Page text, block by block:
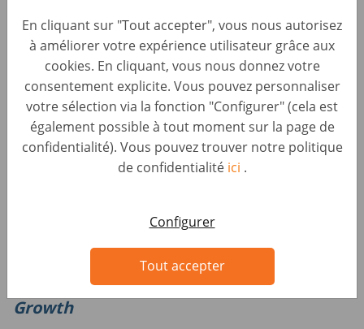
En cliquant sur "Tout accepter", vous nous autorisez
à améliorer votre expérience utilisateur grâce aux
cookies. En cliquant, vous nous donnez votre
consentement explicite. Vous pouvez personnaliser
votre sélection via la fonction "Configurer" (cela est
également possible à tout moment sur la page de
confidentialité). Vous pouvez trouver notre politique
de confidentialité ici .
Configurer
Tout accepter
vision pour avancer ensemble
Rencontre avec les managers, Yves et Mohammed,
pour partager tes compétences en lien avec le poste à
pourvoir et confirmer le match
Le tout en CDI !
Rémunération annuelle brute (sur 12 mois) : entre 29
l’univers des véhicules d’occasion chez AUTO1 Group ?
Choose Challenge. Choose Pace. Choose
Growth